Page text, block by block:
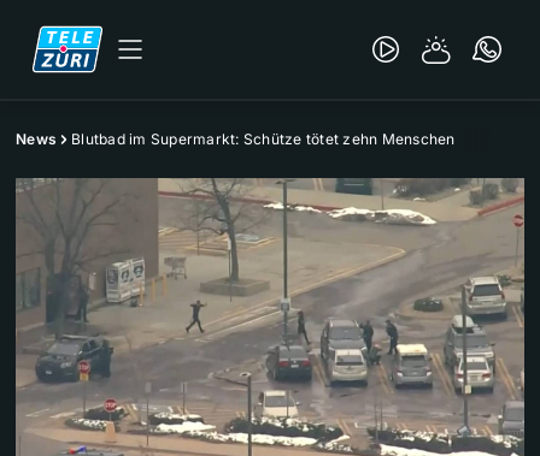
News Blutbad im Supermarkt: Schütze tötet zehn Menschen